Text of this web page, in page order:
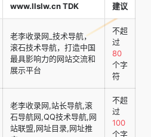
www.llslw.cn TDK 建议
老李收录网_技术导航，
滚石技术导航，打造中国
最具影响力的网站交流和
展示平台
不超
过
80
个字
符
老李收录网,站长导航,滚
石导航网,QQ技术导航,网
站联盟,网址目录,网址推
不超
过
100
个字